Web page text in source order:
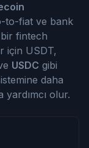
to-fiat ve bank
fintech
için USDT,
USDC gibi
daha
olur.